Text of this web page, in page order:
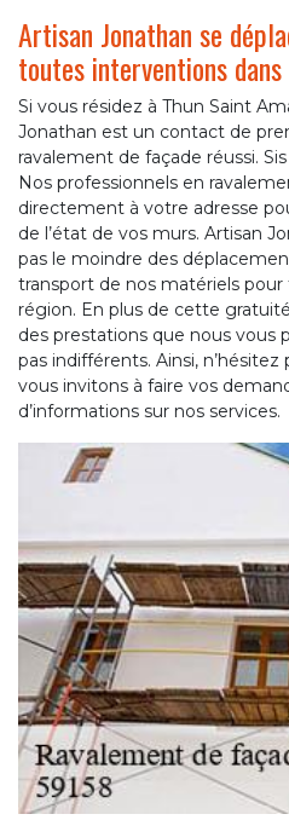
Artisan Jonathan se
toutes interventions
Si vous résidez à Thun Saint
Jonathan est un contact de
ravalement de façade réussi.
Nos professionnels en
directement à votre adresse
de l’état de vos murs. Artisan
pas le moindre des
transport de nos matériels
région. En plus de cette
des prestations que nous vous
pas indifférents. Ainsi,
vous invitons à faire vos
d’informations sur nos services.